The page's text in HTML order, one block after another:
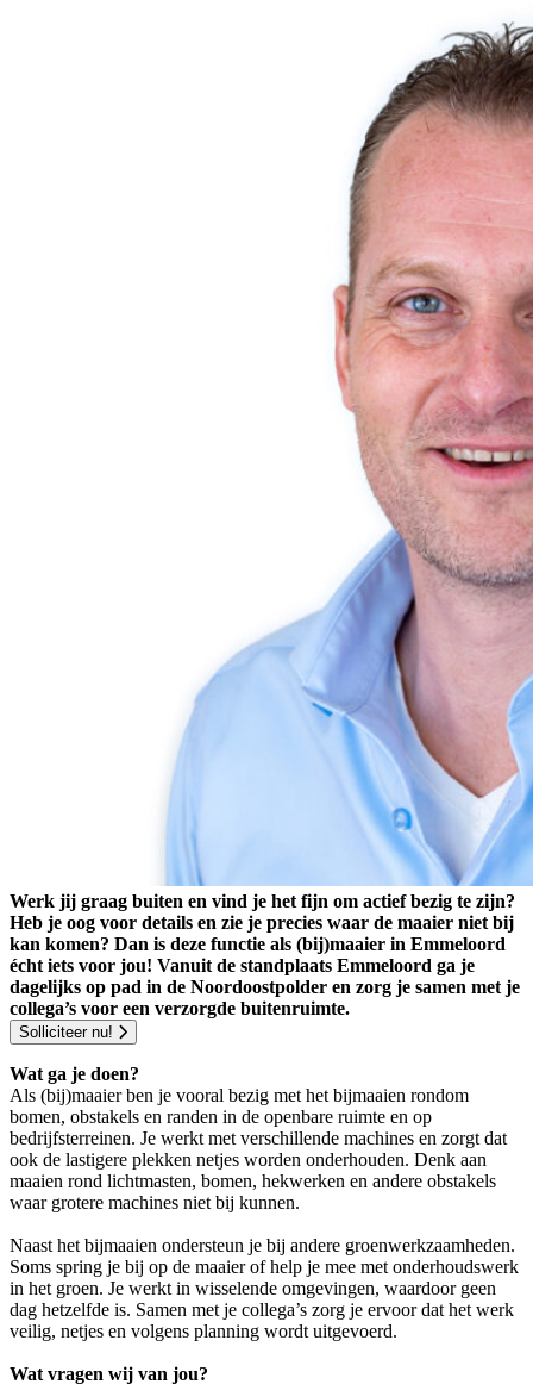
Werk jij graag buiten en vind je het fijn om actief bezig te zijn?
Heb je oog voor details en zie je precies waar de maaier niet bij
kan komen? Dan is deze functie als (bij)maaier in Emmeloord
écht iets voor jou! Vanuit de standplaats Emmeloord ga je
dagelijks op pad in de Noordoostpolder en zorg je samen met je
collega’s voor een verzorgde buitenruimte.
Solliciteer nu!
Wat ga je doen?
Als (bij)maaier ben je vooral bezig met het bijmaaien rondom
bomen, obstakels en randen in de openbare ruimte en op
bedrijfsterreinen. Je werkt met verschillende machines en zorgt dat
ook de lastigere plekken netjes worden onderhouden. Denk aan
maaien rond lichtmasten, bomen, hekwerken en andere obstakels
waar grotere machines niet bij kunnen.
Naast het bijmaaien ondersteun je bij andere groenwerkzaamheden.
Soms spring je bij op de maaier of help je mee met onderhoudswerk
in het groen. Je werkt in wisselende omgevingen, waardoor geen
dag hetzelfde is. Samen met je collega’s zorg je ervoor dat het werk
veilig, netjes en volgens planning wordt uitgevoerd.
Wat vragen wij van jou?